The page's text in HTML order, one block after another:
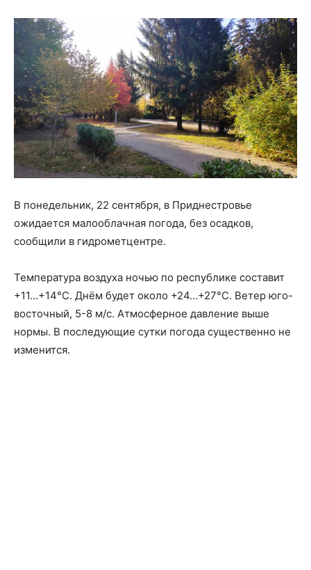
В понедельник, 22 сентября, в Приднестровье
ожидается малооблачная погода, без осадков,
сообщили в гидрометцентре.
Температура воздуха ночью по республике составит
+11…+14°С. Днём будет около +24…+27°С. Ветер юго-
восточный, 5-8 м/с. Атмосферное давление выше
нормы. В последующие сутки погода существенно не
изменится.